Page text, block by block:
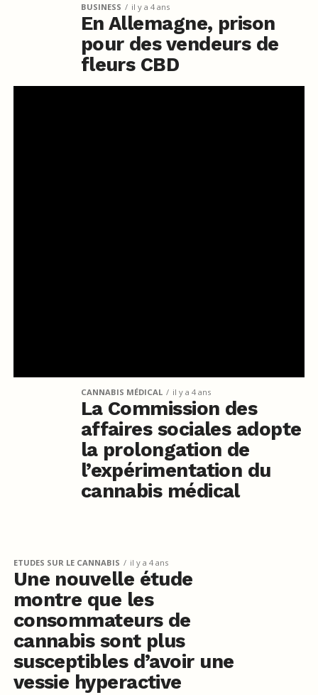
BUSINESS il y a 4 ans
En Allemagne, prison
pour des vendeurs de
fleurs CBD
CANNABIS MÉDICAL il y a 4 ans
La Commission des
affaires sociales adopte
la prolongation de
l’expérimentation du
cannabis médical
ETUDES SUR LE CANNABIS il y a 4 ans
Une nouvelle étude
montre que les
consommateurs de
cannabis sont plus
susceptibles d’avoir une
vessie hyperactive